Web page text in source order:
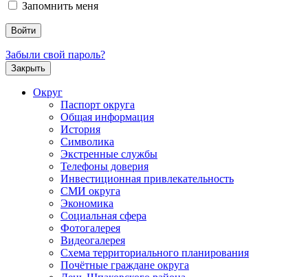
Запомнить меня
Забыли свой пароль?
Закрыть
Округ
Паспорт округа
Общая информация
История
Символика
Экстренные службы
Телефоны доверия
Инвестиционная привлекательность
СМИ округа
Экономика
Социальная сфера
Фотогалерея
Видеогалерея
Схема территориального планирования
Почётные граждане округа